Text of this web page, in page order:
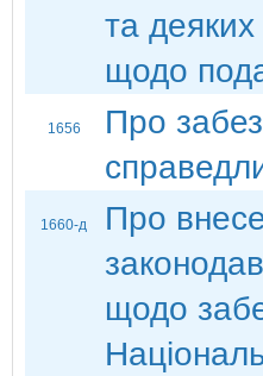
та деяких
щодо
1656
Про
1660-д
Про
щодо